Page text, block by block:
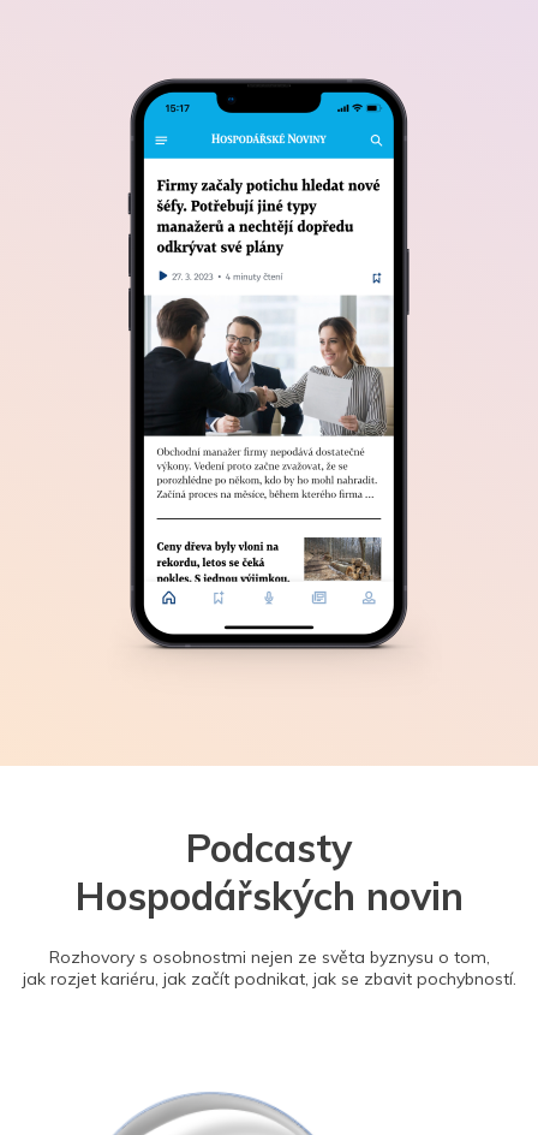
Podcasty
Hospodářských novin
Rozhovory s osobnostmi nejen ze světa byznysu o tom,
jak rozjet kariéru, jak začít podnikat, jak se zbavit pochybností.